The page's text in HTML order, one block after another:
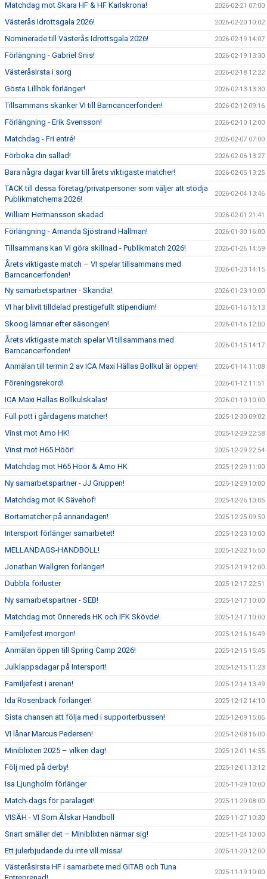
Matchdag mot Skara HF & HF Karlskrona! 2026-02-21 07:00
Västerås Idrottsgala 2026! 2026-02-20 10:02
Nominerade till Västerås Idrottsgala 2026! 2026-02-19 14:07
Förlängning - Gabriel Snis! 2026-02-19 13:30
VästeråsIrsta i sorg 2026-02-18 12:22
Gösta Lillhök förlänger! 2026-02-13 13:30
Tillsammans skänker VI till Barncancerfonden! 2026-02-12 09:16
Förlängning - Erik Svensson! 2026-02-10 12:00
Matchdag - Fri entré! 2026-02-07 07:00
Förboka din sallad! 2026-02-06 13:27
Bara några dagar kvar till årets viktigaste matcher! 2026-02-05 13:25
TACK till dessa företag/privatpersoner som väljer att stödja
Publikmatcherna 2026!
2026-02-04 13:46
William Hermansson skadad 2026-02-01 21:41
Förlängning - Amanda Sjöstrand Hallman! 2026-01-30 16:00
Tillsammans kan VI göra skillnad - Publikmatch 2026! 2026-01-26 14:59
Årets viktigaste match – VI spelar tillsammans med
Barncancerfonden!
2026-01-23 14:15
Ny samarbetspartner - Skandia! 2026-01-23 10:00
VI har blivit tilldelad prestigefullt stipendium! 2026-01-16 15:13
Skoog lämnar efter säsongen! 2026-01-16 12:00
Årets viktigaste match spelar VI tillsammans med
Barncancerfonden!
2026-01-15 14:17
Anmälan till termin 2 av ICA Maxi Hällas Bollkul är öppen! 2026-01-14 11:08
Föreningsrekord! 2026-01-12 11:51
ICA Maxi Hällas Bollkulskalas! 2026-01-10 10:00
Full pott i gårdagens matcher! 2025-12-30 09:02
Vinst mot Amo HK! 2025-12-29 22:58
Vinst mot H65 Höör! 2025-12-29 22:54
Matchdag mot H65 Höör & Amo HK 2025-12-29 11:00
Ny samarbetspartner - JJ Gruppen! 2025-12-29 10:00
Matchdag mot IK Sävehof! 2025-12-26 10:05
Bortamatcher på annandagen! 2025-12-25 09:50
Intersport förlänger samarbetet! 2025-12-23 10:00
MELLANDAGS-HANDBOLL! 2025-12-22 16:50
Jonathan Wallgren förlänger! 2025-12-19 12:00
Dubbla förluster 2025-12-17 22:51
Ny samarbetspartner - SEB! 2025-12-17 10:00
Matchdag mot Önnereds HK och IFK Skövde! 2025-12-17 10:00
Familjefest imorgon! 2025-12-16 16:49
Anmälan öppen till Spring Camp 2026! 2025-12-15 15:45
Julklappsdagar på Intersport! 2025-12-15 11:23
Familjefest i arenan! 2025-12-14 13:49
Ida Rosenback förlänger! 2025-12-12 14:10
Sista chansen att följa med i supporterbussen! 2025-12-09 15:06
VI lånar Marcus Pedersen! 2025-12-08 16:00
Miniblixten 2025 – vilken dag! 2025-12-01 14:55
Följ med på derby! 2025-12-01 13:12
Isa Ljungholm förlänger 2025-11-29 10:00
Match-dags för paralaget! 2025-11-29 08:00
VISÄH - VI Som Älskar Handboll 2025-11-27 10:30
Snart smäller det – Miniblixten närmar sig! 2025-11-24 10:00
Ett julerbjudande du inte vill missa! 2025-11-20 12:00
VästeråsIrsta HF i samarbete med GITAB och Tuna
2025-11-19 10:00